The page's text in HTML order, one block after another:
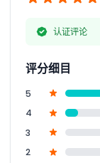
认证评论
评分细目
5
4
3
2